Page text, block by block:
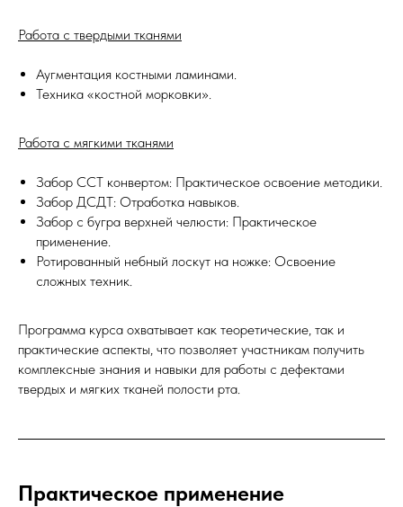
Работа с твердыми тканями
Аугментация костными ламинами.
Техника «костной морковки».
Работа с мягкими тканями
Забор ССТ конвертом: Практическое освоение методики.
Забор ДСДТ: Отработка навыков.
Забор с бугра верхней челюсти: Практическое
применение.
Ротированный небный лоскут на ножке: Освоение
сложных техник.
Программа курса охватывает как теоретические, так и
практические аспекты, что позволяет участникам получить
комплексные знания и навыки для работы с дефектами
твердых и мягких тканей полости рта.
Практическое применение